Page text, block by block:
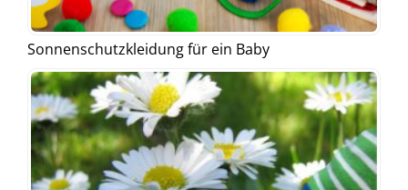
Sonnenschutzkleidung für ein Baby